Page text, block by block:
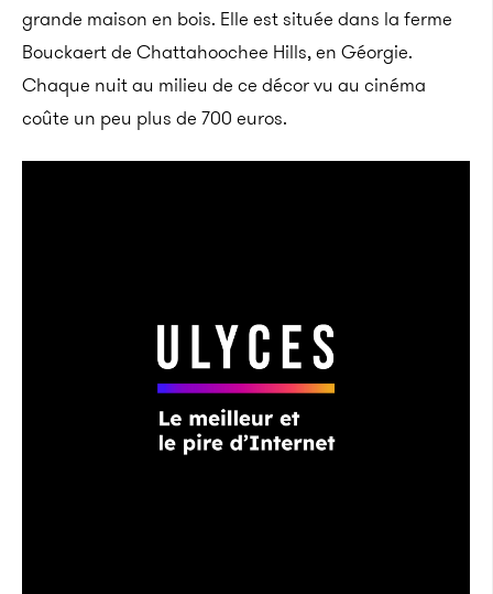
grande maison en bois. Elle est située dans la ferme
Bouckaert de Chattahoochee Hills, en Géorgie.
Chaque nuit au milieu de ce décor vu au cinéma
coûte un peu plus de 700 euros.